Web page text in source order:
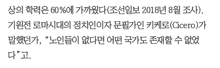
상의 학력은 60%에 가까웠다(조선일보 2018년 8월 조사).
기원전 로마시대의 정치인이자 문필가인 키케로(Cicero)가
말했던가, “노인들이 없다면 어떤 국가도 존재할 수 없었
다”고.